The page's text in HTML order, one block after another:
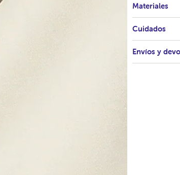
Materiales
Cuidados
Envíos y